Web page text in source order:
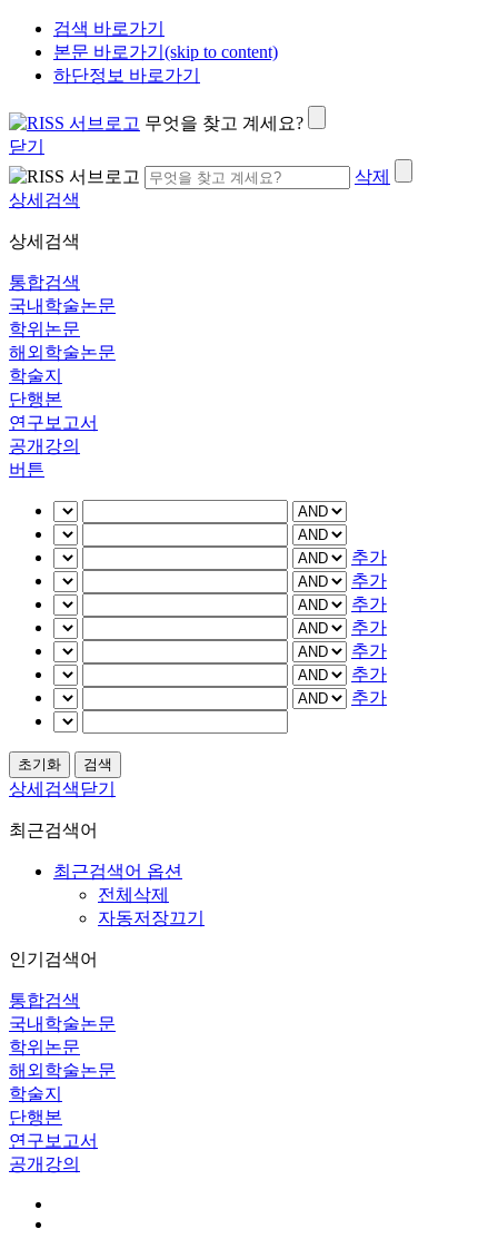
검색 바로가기
본문 바로가기(skip to content)
하단정보 바로가기
무엇을 찾고 계세요?
닫기
삭제
상세검색
상세검색
통합검색
국내학술논문
학위논문
해외학술논문
학술지
단행본
연구보고서
공개강의
버튼
추가
추가
추가
추가
추가
추가
추가
상세검색닫기
최근검색어
최근검색어 옵션
전체삭제
자동저장끄기
인기검색어
통합검색
국내학술논문
학위논문
해외학술논문
학술지
단행본
연구보고서
공개강의